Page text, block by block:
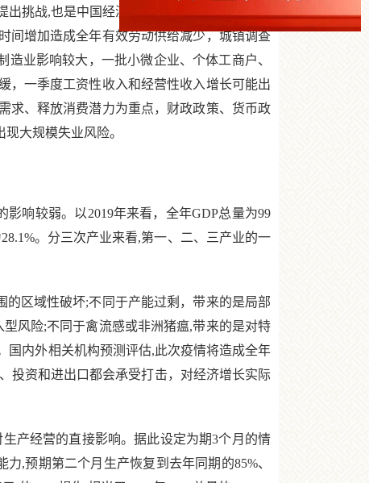
挑战,也是中国经济韧性的一次考验。疫情是
间增加造成全年有效劳动供给减少，城镇调查
业影响较大，一批小微企业、个体工商户、
，一季度工资性收入和经营性收入增长可能出
求、释放消费潜力为重点，财政政策、货币政
大规模失业风险。
响较弱。以2019年来看，全年GDP总量为99
。分三次产业来看,第一、二、三产业的一
区域性破坏;不同于产能过剩，带来的是局部
风险;不同于禽流感或非洲猪瘟,带来的是对特
国内外相关机构预测评估,此次疫情将造成全年
投资和进出口都会承受打击，对经济增长实际
产经营的直接影响。据此设定为期3个月的情
,预期第二个月生产恢复到去年同期的85%、